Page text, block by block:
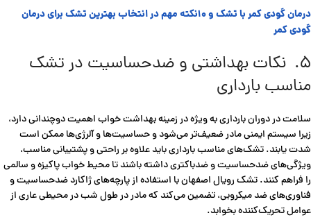
درمان گودی کمر با تشک و 10نکته مهم در انتخاب بهترین تشک برای درمان
گودی کمر
۵. نکات بهداشتی و ضدحساسیت در تشک
مناسب بارداری
سلامت در دوران بارداری به ویژه در زمینه بهداشت خواب اهمیت دوچندانی دارد،
زیرا سیستم ایمنی مادر ضعیف‌تر می‌شود و حساسیت‌ها و آلرژی‌ها ممکن است
شدت یابند. تشک‌های مناسب بارداری باید علاوه بر راحتی و پشتیبانی مناسب،
ویژگی‌های ضدحساسیت و ضدباکتری داشته باشند تا محیط خواب پاکیزه و سالمی
را فراهم کنند. تشک رویال اصفهان با استفاده از پارچه‌های ژاکارد ضدحساسیت و
فناوری‌های ضد میکروبی، تضمین می‌کند که مادر در طول شب در محیطی عاری از
عوامل تحریک‌کننده بخوابد.